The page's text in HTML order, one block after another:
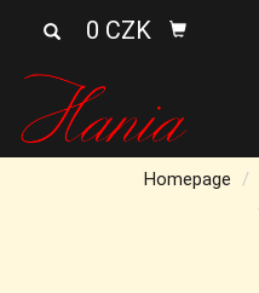
0 CZK
Homepage